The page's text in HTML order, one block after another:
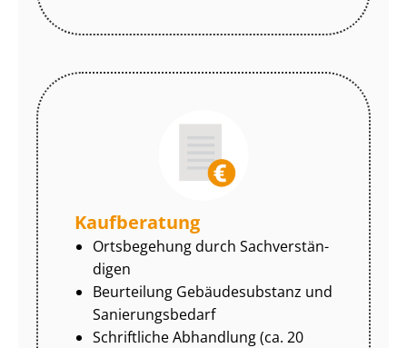
Kaufberatung
Ortsbegehung durch Sach­ver­stän­
di­gen
Beurteilung Gebäudesubstanz und
Sa­nie­rungs­be­darf
Schriftliche Abhandlung (ca. 20